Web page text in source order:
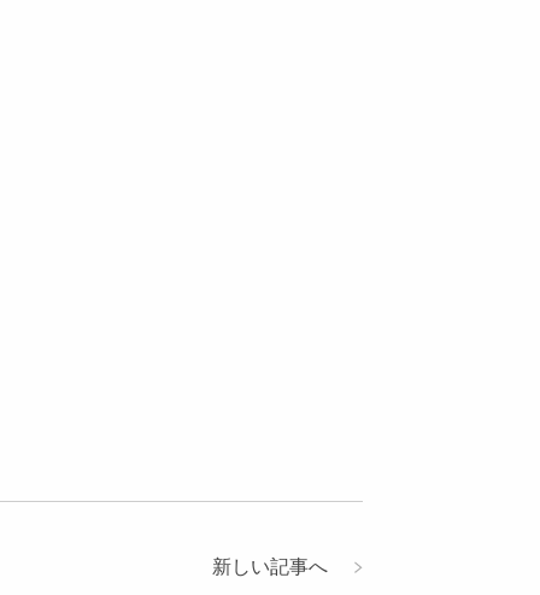
新しい記事へ